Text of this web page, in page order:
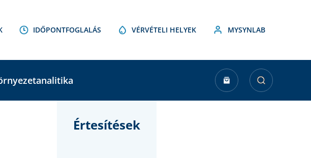
IDŐPONTFOGLALÁS VÉRVÉTELI HELYEK MYSYNLAB
Értesítések